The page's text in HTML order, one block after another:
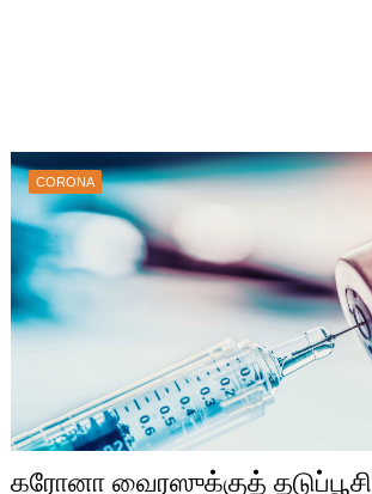
CORONA
கரோனா வைரஸுக்குத் தடுப்பூசி